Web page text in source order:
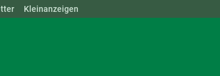
OÖ SBG STMK
Kleinanzeigen